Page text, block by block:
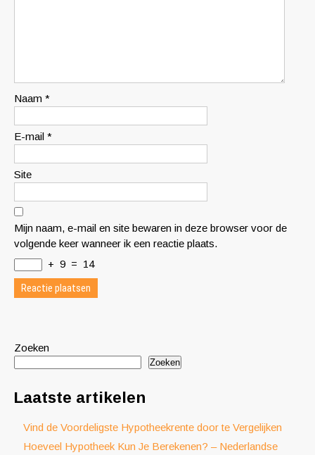
Naam *
E-mail *
Site
Mijn naam, e-mail en site bewaren in deze browser voor de
volgende keer wanneer ik een reactie plaats.
+ 9 = 14
Zoeken
Zoeken
Laatste artikelen
Vind de Voordeligste Hypotheekrente door te Vergelijken
Hoeveel Hypotheek Kun Je Berekenen? – Nederlandse